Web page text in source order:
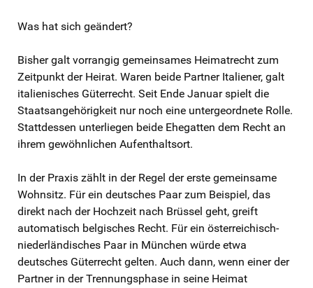
Was hat sich geändert?
Bisher galt vorrangig gemeinsames Heimatrecht zum
Zeitpunkt der Heirat. Waren beide Partner Italiener, galt
italienisches Güterrecht. Seit Ende Januar spielt die
Staatsangehörigkeit nur noch eine untergeordnete Rolle.
Stattdessen unterliegen beide Ehegatten dem Recht an
ihrem gewöhnlichen Aufenthaltsort.
In der Praxis zählt in der Regel der erste gemeinsame
Wohnsitz. Für ein deutsches Paar zum Beispiel, das
direkt nach der Hochzeit nach Brüssel geht, greift
automatisch belgisches Recht. Für ein österreichisch-
niederländisches Paar in München würde etwa
deutsches Güterrecht gelten. Auch dann, wenn einer der
Partner in der Trennungsphase in seine Heimat